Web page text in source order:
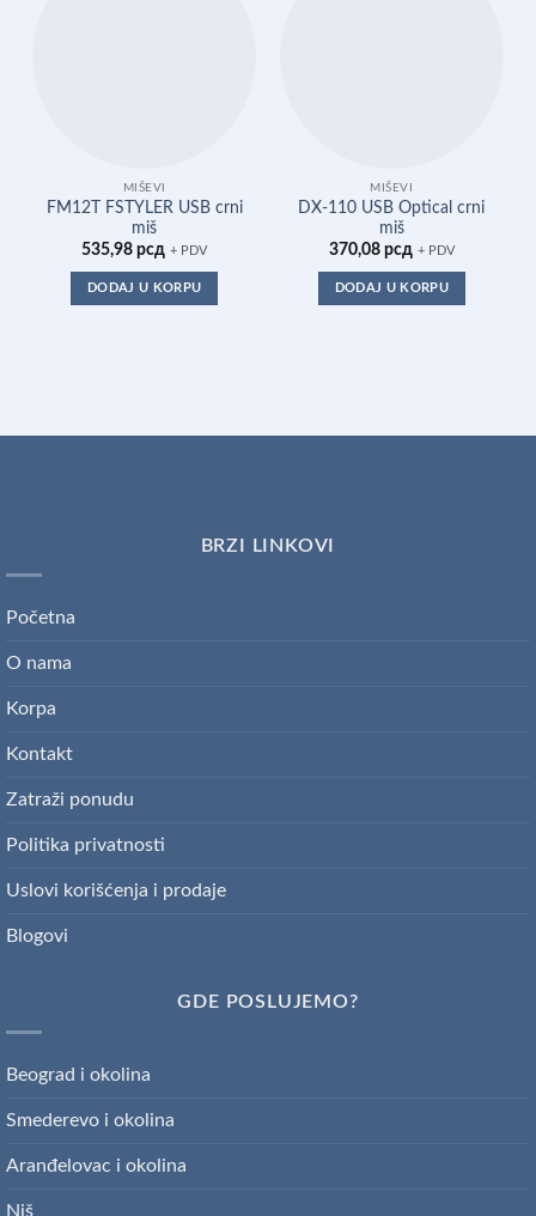
MIŠEVI
FM12T FSTYLER USB crni
miš
535,98рсд + PDV
DODAJ U KORPU
MIŠEVI
DX-110 USB Optical crni
miš
370,08 рсд + PDV
DODAJ U KORPU
BRZI LINKOVI
Početna
O nama
Korpa
Kontakt
Zatraži ponudu
Politika privatnosti
Uslovi korišćenja i prodaje
Blogovi
GDE POSLUJEMO?
Beograd i okolina
Smederevo i okolina
Aranđelovac i okolina
Niš